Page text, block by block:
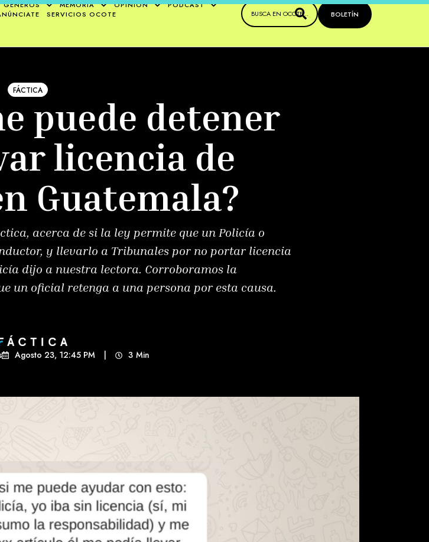
GÉNEROS MEMORIA OPINIÓN
PODCAST
SERVICIOS OCOTE BOLETÍN
FÁCTICA
puede detener
licencia de
Guatemala?
acerca de si la ley permite que un Policía o
y llevarlo a Tribunales por no portar licencia
dijo a nuestra lectora. Corroboramos la
un oficial retenga a una persona por esta causa.
Agosto 23, 12:45 PM 3 Min